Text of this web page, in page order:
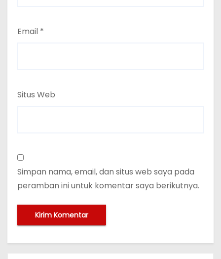
Email *
Situs Web
Simpan nama, email, dan situs web saya pada
peramban ini untuk komentar saya berikutnya.